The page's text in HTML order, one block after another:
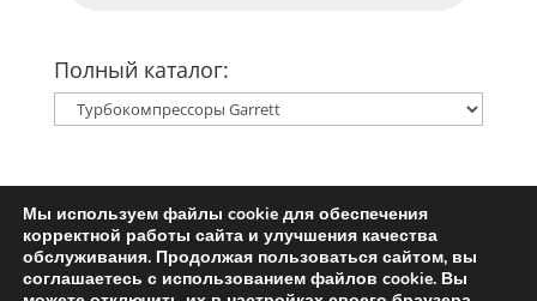
Полный каталог:
Главная
Ремкомплект турбины
Запчасти для турбин
Пользовательское соглашение
Мы используем файлы cookie для обеспечения
корректной работы сайта и улучшения качества
обслуживания. Продолжая пользоваться сайтом, вы
соглашаетесь с использованием файлов cookie. Вы